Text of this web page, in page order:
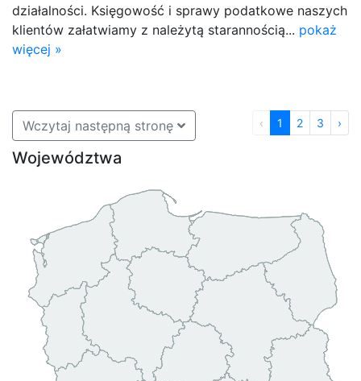
działalności. Księgowość i sprawy podatkowe naszych
klientów załatwiamy z należytą starannością... pokaż
więcej »
Wczytaj następną stronę ‹ 1 2 3 ›
Województwa